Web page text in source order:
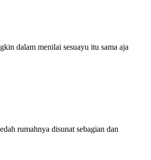
dalam menilai sesuayu itu sama aja
rumahnya disunat sebagian dan